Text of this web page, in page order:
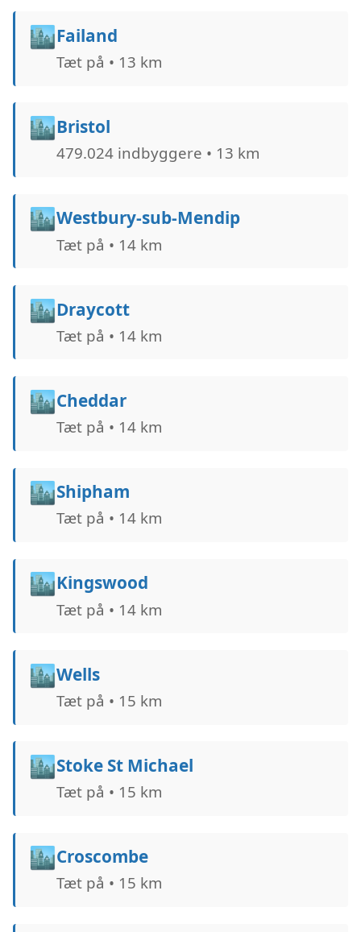
🏙️Failand
Tæt på • 13 km
🏙️Bristol
479.024 indbyggere • 13 km
🏙️Westbury-sub-Mendip
Tæt på • 14 km
🏙️Draycott
Tæt på • 14 km
🏙️Cheddar
Tæt på • 14 km
🏙️Shipham
Tæt på • 14 km
🏙️Kingswood
Tæt på • 14 km
🏙️Wells
Tæt på • 15 km
🏙️Stoke St Michael
Tæt på • 15 km
🏙️Croscombe
Tæt på • 15 km